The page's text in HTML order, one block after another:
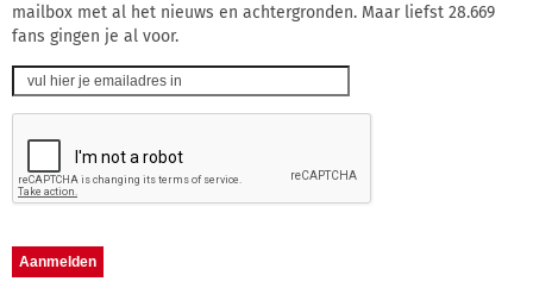
mailbox met al het nieuws en achtergronden. Maar liefst 28.669
fans gingen je al voor.